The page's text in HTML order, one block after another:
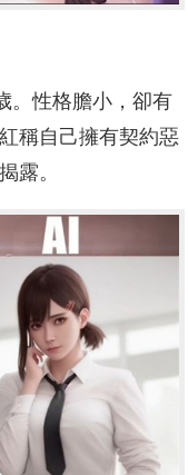
。性格膽小，卻有
稱自己擁有契約惡
露。